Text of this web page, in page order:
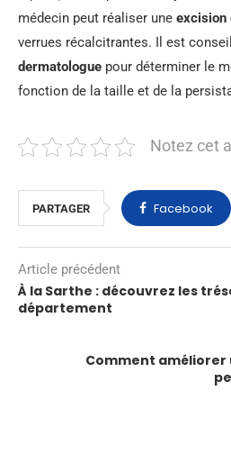
médecin peut réaliser une excision
verrues récalcitrantes. Il est
dermatologue pour déterminer le
fonction de la taille et de la
Notez cet
PARTAGER Facebook
Article précédent
À la Sarthe : découvrez les
département
Comment